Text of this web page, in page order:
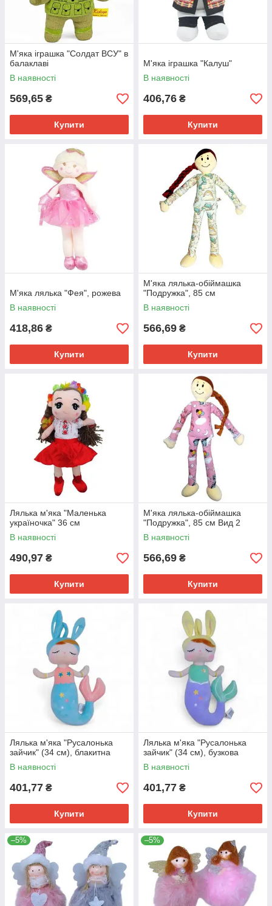
М'яка іграшка "Солдат ВСУ" в
балаклаві
В наявності
569,65 ₴
Купити
М'яка іграшка "Калуш"
В наявності
406,76 ₴
Купити
М'яка лялька "Фея", рожева
В наявності
418,86 ₴
Купити
М'яка лялька-обіймашка
"Подружка", 85 см
В наявності
566,69 ₴
Купити
Лялька м'яка "Маленька
україночка" 36 см
В наявності
490,97 ₴
Купити
М'яка лялька-обіймашка
"Подружка", 85 см Вид 2
В наявності
566,69 ₴
Купити
Лялька м'яка "Русалонька
зайчик" (34 см), блакитна
В наявності
401,77 ₴
Купити
Лялька м'яка "Русалонька
зайчик" (34 см), бузкова
В наявності
401,77 ₴
Купити
–5% –5%